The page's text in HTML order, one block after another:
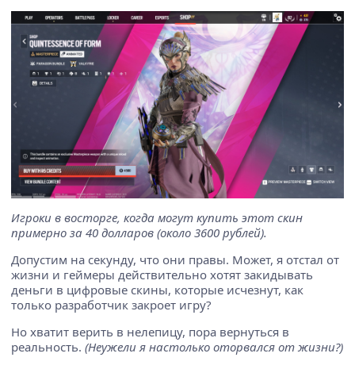
Игроки в восторге, когда могут купить этот скин
примерно за 40 долларов (около 3600 рублей).
Допустим на секунду, что они правы. Может, я отстал от
жизни и геймеры действительно хотят закидывать
деньги в цифровые скины, которые исчезнут, как
только разработчик закроет игру?
Но хватит верить в нелепицу, пора вернуться в
реальность. (Неужели я настолько оторвался от жизни?)